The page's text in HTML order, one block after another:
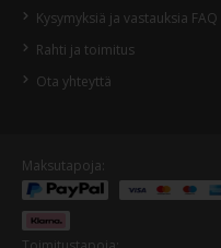
Kysymyksiä ja vastauksia FAQ
Rahti ja toimitus
Ota yhteyttä
Maksutapoja: